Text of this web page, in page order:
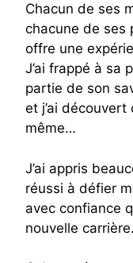
Chacun de ses
chacune de ses
offre une
J’ai frappé à sa
partie de son
et j’ai
même…
J’ai appris
réussi à défier
avec confiance
nouvelle carrière.